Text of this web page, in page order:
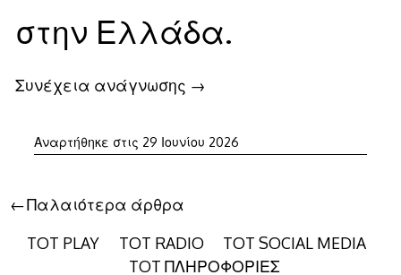
στην Ελλάδα.
Συνέχεια ανάγνωσης →
Αναρτήθηκε στις 29 Ιουνίου 202629
Πλοήγηση
άρθρων
Παλαιότερα άρθρα
TOT PLAY
TOT RADIO
TOT SOCIAL MEDIA
TOT ΠΛΗΡΟΦΟΡΙΕΣ